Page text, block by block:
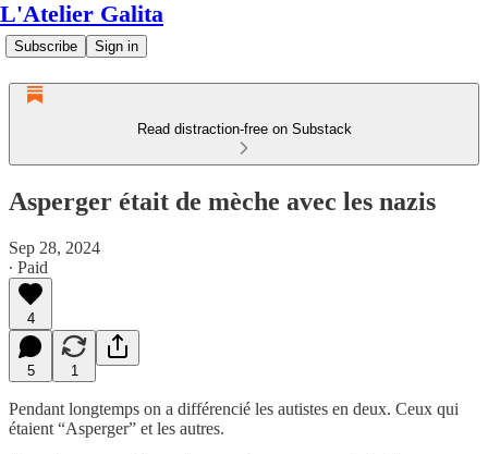
L'Atelier Galita
Subscribe Sign in
Read distraction-free on Substack
Asperger était de mèche avec les nazis
Sep 28, 2024
∙ Paid
4
5 1
Pendant longtemps on a différencié les autistes en deux. Ceux qui
étaient “Asperger” et les autres.